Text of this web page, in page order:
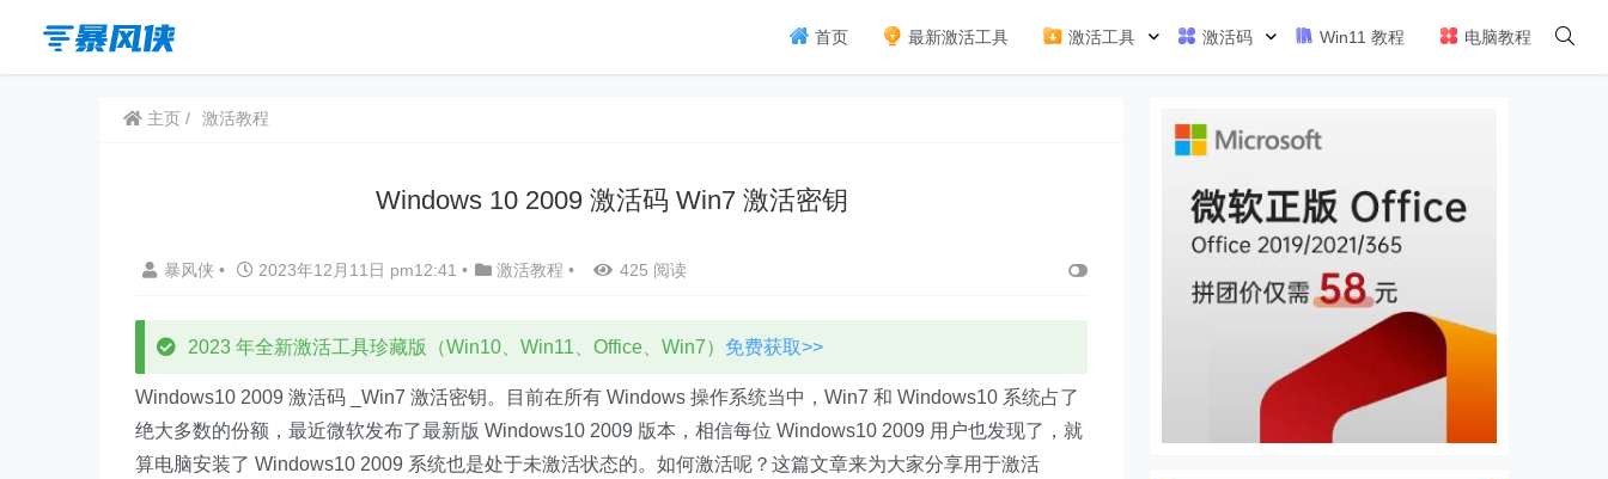
首页 最新激活工具 激活工具 激活码 Win11 教程 电脑教程
主页 激活教程
Windows 10 2009 激活码 Win7 激活密钥
暴风侠 • 2023年12月11日 pm12:41 • 激活教程 • 425 阅读
2023 年全新激活工具珍藏版（Win10、Win11、Office、Win7） 免费获取>>
Windows10 2009 激活码 _Win7 激活密钥。目前在所有 Windows 操作系统当中，Win7 和 Windows10 系统占了
绝大多数的份额，最近微软发布了最新版 Windows10 2009 版本，相信每位 Windows10 2009 用户也发现了，就
算电脑安装了 Windows10 2009 系统也是处于未激活状态的。如何激活呢？这篇文章来为大家分享用于激活